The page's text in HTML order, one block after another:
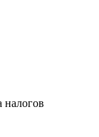
налогов